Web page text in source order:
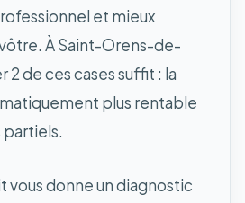
et mieux
À Saint-Orens-de-
de ces cases suffit : la
plus rentable
vous donne un diagnostic